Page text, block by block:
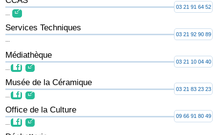
03 21 91 64 52
Services Techniques
03 21 92 90 89
Médiathèque
03 21 10 04 40
Musée de la Céramique
03 21 83 23 23
Office de la Culture
09 66 91 80 49